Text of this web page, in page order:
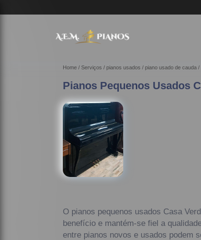
Home Serviços pianos usados piano usado de cauda
Pianos Pequenos Usados
O pianos pequenos usados Casa
benefício e mantém-se fiel a
entre pianos novos e usados podem